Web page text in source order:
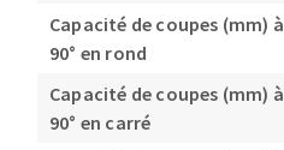
Capacité de coupes (mm) à
90° en rond
Capacité de coupes (mm) à
90° en carré